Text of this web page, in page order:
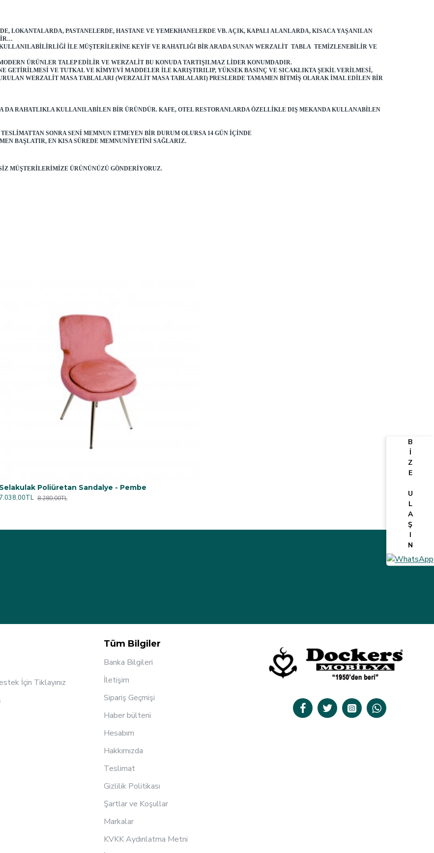
LOKANTALARDA, PASTANELERDE, HASTANE VE YEMEKHANELERDE VB. AÇIK, KAPALI ALANLARDA, KISACA YAŞANILAN
ILE MÜŞTERILERINE KEYIF VE RAHATLIĞI BIR ARADA SUNAN WERZALIT TABLA TEMIZLENEBILIR VE
ÜRÜNLER TALEP EDILIR VE WERZALIT BU KONUDA TARTIŞILMAZ LIDER KONUMDADIR.
GETIRILMESI VE TUTKAL VE KIMYEVI MADDELER ILE KARIŞTIRILIP, YÜKSEK BASINÇ VE SICAKLIKTA ŞEKIL VERILMESI,
WERZALIT MASA TABLALARI (WERZALIT MASA TABLALARI) PRESLERDE TAMAMEN BITMIŞ OLARAK IMAL EDILEN BIR
DA RAHATLIKLA KULLANILABILEN BIR ÜRÜNDÜR. KAFE, OTEL RESTORANLARDA ÖZELLIKLE DIŞ MEKANDA KULLANABILEN
SONRA SENI MEMNUN ETMEYEN BIR DURUM OLURSA 14 GÜN IÇINDE
BAŞLATIR, EN KISA SÜREDE MEMNUNIYETINI SAĞLARIZ.
MÜŞTERILERIMIZE ÜRÜNÜNÜZÜ GÖNDERIYORUZ.
Selakulak Poliüretan Sandalye - Pembe
7.038,00TL 8.280,00TL
İçin Tıklayınız
Tüm Bilgiler
Banka Bilgileri
İletişim
Sipariş Geçmişi
Haber bülteni
Hesabım
Hakkımızda
Teslimat
Gizlilik Politikası
Şartlar ve Koşullar
Markalar
KVKK Aydınlatma Metni
B
İ
Z
E
U
L
A
Ş
I
N